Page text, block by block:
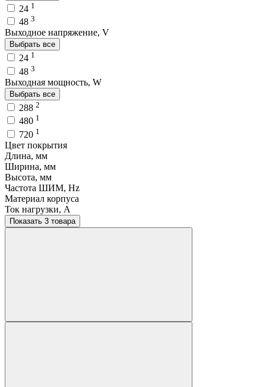
24 1
48 3
Выходное напряжение, V
Выбрать все
24 1
48 3
Выходная мощность, W
Выбрать все
288 2
480 1
720 1
Цвет покрытия
Длина, мм
Ширина, мм
Высота, мм
Частота ШИМ, Hz
Материал корпуса
Ток нагрузки, A
Показать 3 товара